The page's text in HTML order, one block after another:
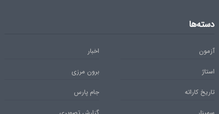
دسته‌ها
آزمون
اخبار
استاژ
برون مرزی
تاریخ کاراته
جام پارس